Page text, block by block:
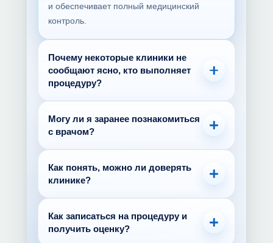
и обеспечивает полный медицинский
контроль.
Почему некоторые клиники не
сообщают ясно, кто выполняет
процедуру?
предоставляется недостаточно прозрачно.
Именно поэтому важно заранее спросить,
кто будет участвовать в процедуре и какую
роль будет выполнять врач. Открытая и
ясная коммуникация является признаком
Могу ли я заранее познакомиться
с врачом?
рекомендуется узнать, кто будет вашим
врачом, какой у него опыт и какими
квалификациями он обладает.
Как понять, можно ли доверять
клинике?
Врач должен быть ясно представлен, а
информация о его сертификатах и опыте
Как записаться на процедуру и
получить оценку?